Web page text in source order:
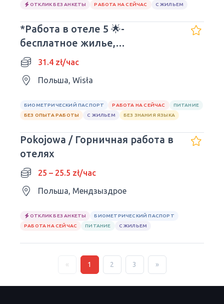
ОТКЛИК БЕЗ АНКЕТЫ РАБОТА НА СЕЙЧАС С ЖИЛЬЕМ
*Работа в отеле 5 🌟-
бесплатное жилье,
РАЗЛИЧНЫЕ ПОЗИЦИИ*
31.4 zł/час
Польша, Wisła
БИОМЕТРИЧЕСКИЙ ПАСПОРТ РАБОТА НА СЕЙЧАС
ПИТАНИЕ
БЕЗ ОПЫТА РАБОТЫ
С ЖИЛЬЕМ БЕЗ ЗНАНИЯ ЯЗЫКА
Pokojowa / Горничная работа в
отелях
25 – 25.5 zł/час
Польша, Мендзыздрое
ОТКЛИК БЕЗ АНКЕТЫ
БИОМЕТРИЧЕСКИЙ ПАСПОРТ
РАБОТА НА СЕЙЧАС
ПИТАНИЕ С ЖИЛЬЕМ
« 1 2 3 »